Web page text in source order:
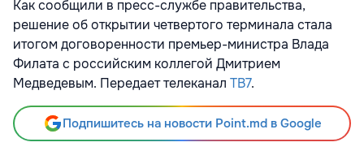
Как сообщили в пресс-службе правительства,
решение об открытии четвертого терминала стала
итогом договоренности премьер-министра Влада
Филата с российским коллегой Дмитрием
Медведевым. Передает телеканал ТВ7.
Подпишитесь на новости Point.md в Google